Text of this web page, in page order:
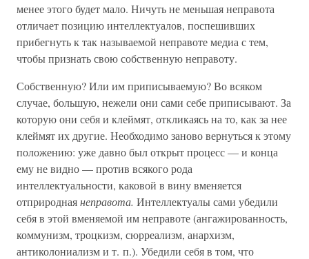
менее этого будет мало. Ничуть не меньшая неправота
отличает позицию интеллектуалов, поспешивших
прибегнуть к так называемой неправоте медиа с тем,
чтобы признать свою собственную неправоту.
Собственную? Или им приписываемую? Во всяком
случае, большую, нежели они сами себе приписывают. За
которую они себя и клеймят, откликаясь на то, как за нее
клеймят их другие. Необходимо заново вернуться к этому
положению: уже давно был открыт процесс — и конца
ему не видно — против всякого рода
интеллектуальности, каковой в вину вменяется
отприроднаянеправота. Интеллектуалы сами убедили
себя в этой вменяемой им неправоте (ангажированность,
коммунизм, троцкизм, сюрреализм, анархизм,
антиколониализм и т. п.). Убедили себя в том, что